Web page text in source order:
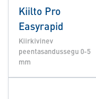
Kiilto Pro
Easyrapid
Kiirkivinev
peentasandussegu 0-5
mm